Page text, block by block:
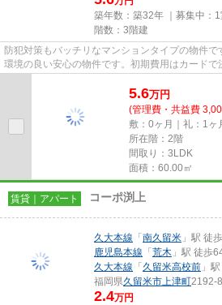
築年数：築32年 ｜募集中：
階数：3階建
防犯対策もバッチリなマンションタイプの物件
環境の良い安心の物件です。初期費用はカードで
ちの方にオススメの、自走式...
5.6万円
(管理費・共益費
敷：0ヶ月｜礼：1ヶ
所在階：2階
間取り：3LDK
面積：60.00㎡
賃貸｜アパート コーポ渕上
久大本線 「南久留米 」駅 徒
鹿児島本線 「荒木 」駅 徒歩
久大本線 「久留米高校前 」
福岡県久留米市 上津町2192-
2.4万円